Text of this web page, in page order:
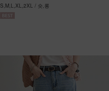
S,M,L,XL,2XL / 숏,롱